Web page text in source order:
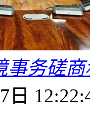
事务磋
日